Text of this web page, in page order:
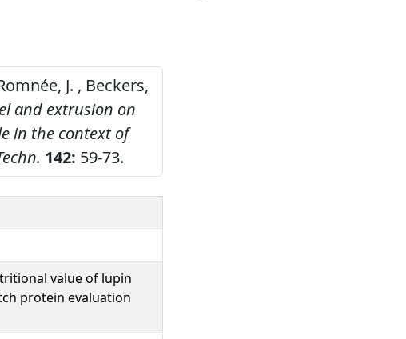
J. , Beckers,
and extrusion on
in the context of
142: 59-73.
value of lupin
protein evaluation